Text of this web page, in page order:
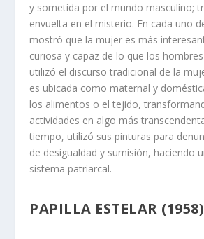
y sometida por el mundo masculino;
envuelta en el misterio. En cada uno
mostró que la mujer es más
curiosa y capaz de lo que los
utilizó el discurso tradicional de la
es ubicada como maternal y
los alimentos o el tejido,
actividades en algo más
tiempo, utilizó sus pinturas para
de desigualdad y sumisión, haciendo
sistema patriarcal.
PAPILLA ESTELAR (1958)